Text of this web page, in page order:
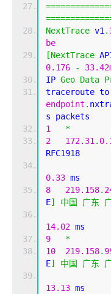
NextTrace v1 .
be
[NextTrace
0.176
-
IP Geo Data
traceroute to
endpoint .
s packets
1
*
2
172.31 .
0.33 ms
8
219.158.
E] 中国 广东
14.02 ms
9
*
10
219.158.
E] 中国 广东
13.13 ms